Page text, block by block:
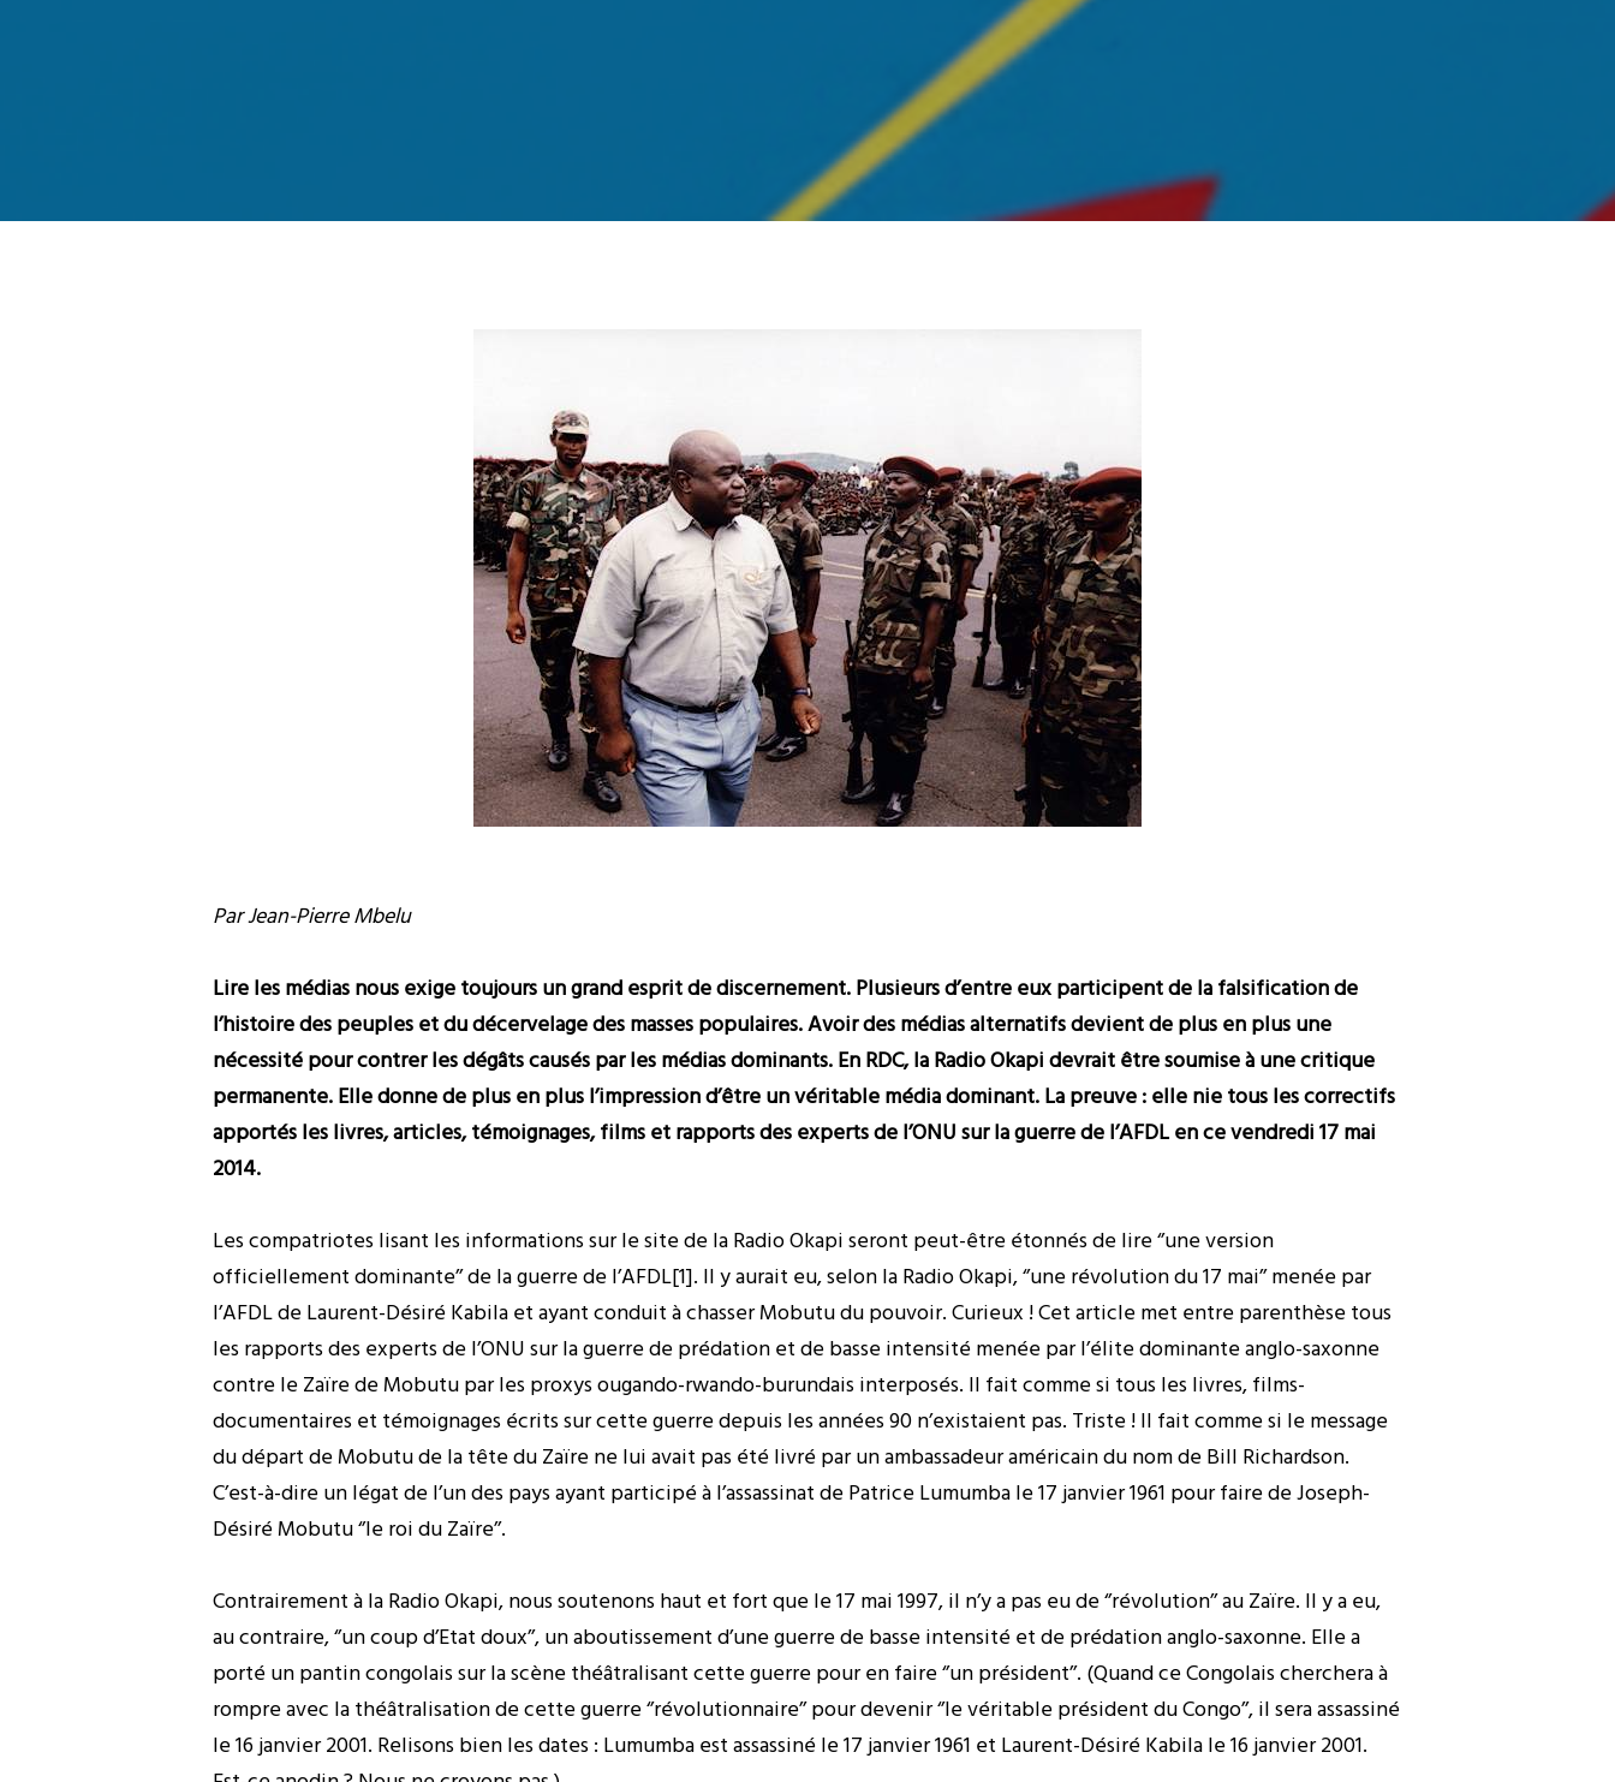
Par Jean-Pierre Mbelu
Lire les médias nous exige toujours un grand esprit de discernement. Plusieurs d’entre eux participent de la falsification de
l’histoire des peuples et du décervelage des masses populaires. Avoir des médias alternatifs devient de plus en plus une
nécessité pour contrer les dégâts causés par les médias dominants. En RDC, la Radio Okapi devrait être soumise à une critique
permanente. Elle donne de plus en plus l’impression d’être un véritable média dominant. La preuve : elle nie tous les correctifs
apportés les livres, articles, témoignages, films et rapports des experts de l’ONU sur la guerre de l’AFDL en ce vendredi 17 mai
2014.
Les compatriotes lisant les informations sur le site de la Radio Okapi seront peut-être étonnés de lire ‘’une version
officiellement dominante’’ de la guerre de l’AFDL[1]. Il y aurait eu, selon la Radio Okapi, ‘’une révolution du 17 mai’’ menée par
l’AFDL de Laurent-Désiré Kabila et ayant conduit à chasser Mobutu du pouvoir. Curieux ! Cet article met entre parenthèse tous
les rapports des experts de l’ONU sur la guerre de prédation et de basse intensité menée par l’élite dominante anglo-saxonne
contre le Zaïre de Mobutu par les proxys ougando-rwando-burundais interposés. Il fait comme si tous les livres, films-
documentaires et témoignages écrits sur cette guerre depuis les années 90 n’existaient pas. Triste ! Il fait comme si le message
du départ de Mobutu de la tête du Zaïre ne lui avait pas été livré par un ambassadeur américain du nom de Bill Richardson.
C’est-à-dire un légat de l’un des pays ayant participé à l’assassinat de Patrice Lumumba le 17 janvier 1961 pour faire de Joseph-
Désiré Mobutu ‘’le roi du Zaïre’’.
Contrairement à la Radio Okapi, nous soutenons haut et fort que le 17 mai 1997, il n’y a pas eu de ‘’révolution’’ au Zaïre. Il y a eu,
au contraire, ‘’un coup d’Etat doux’’, un aboutissement d’une guerre de basse intensité et de prédation anglo-saxonne. Elle a
porté un pantin congolais sur la scène théâtralisant cette guerre pour en faire ‘’un président’’. (Quand ce Congolais cherchera à
rompre avec la théâtralisation de cette guerre ‘’révolutionnaire’’ pour devenir ‘’le véritable président du Congo’’, il sera assassiné
le 16 janvier 2001. Relisons bien les dates : Lumumba est assassiné le 17 janvier 1961 et Laurent-Désiré Kabila le 16 janvier 2001.